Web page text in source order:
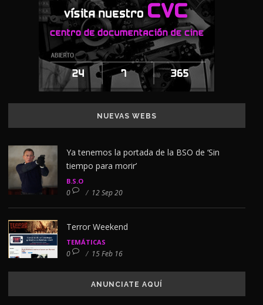
NUEVAS WEBS
Ya tenemos la portada de la BSO de ‘Sin
tiempo para morir’
B.S.O
0 / 12 Sep 20
Terror Weekend
TEMÁTICAS
0 / 15 Feb 16
ANUNCIATE AQUÍ